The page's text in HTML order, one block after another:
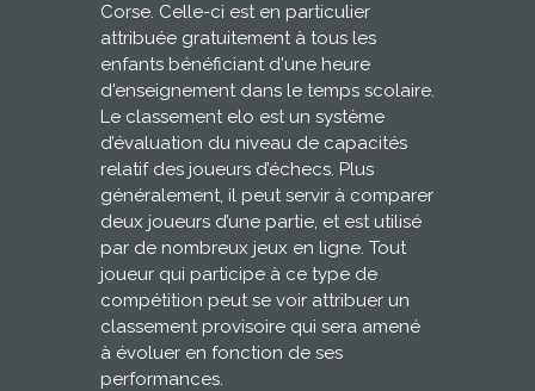
Corse. Celle-ci est en particulier
attribuée gratuitement à tous les
enfants bénéficiant d'une heure
d'enseignement dans le temps scolaire.
Le classement elo est un système
d’évaluation du niveau de capacités
relatif des joueurs d’échecs. Plus
généralement, il peut servir à comparer
deux joueurs d’une partie, et est utilisé
par de nombreux jeux en ligne. Tout
joueur qui participe à ce type de
compétition peut se voir attribuer un
classement provisoire qui sera amené
à évoluer en fonction de ses
performances.